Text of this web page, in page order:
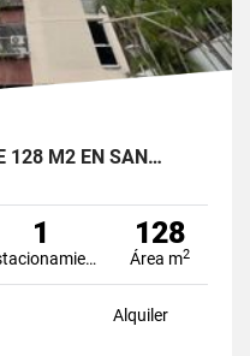
128 M2 EN SAN…
1
Estacionamiento
128
Área m2
Alquiler